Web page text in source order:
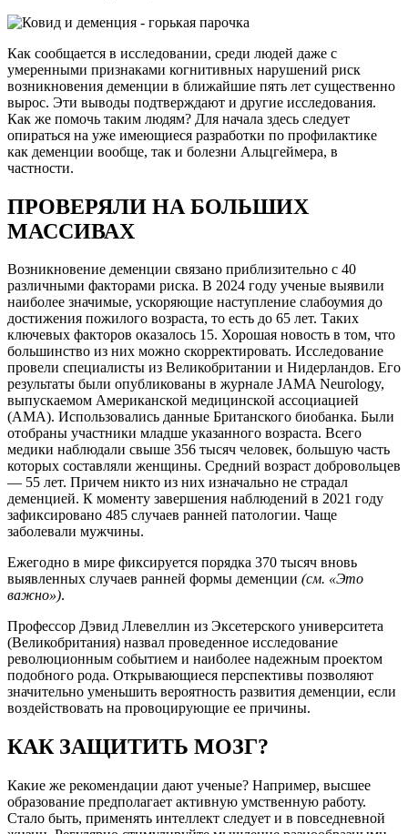
Как сообщается в исследовании, среди людей даже с
умеренными признаками когнитивных нарушений риск
возникновения деменции в ближайшие пять лет существенно
вырос. Эти выводы подтверждают и другие исследования.
Как же помочь таким людям? Для начала здесь следует
опираться на уже имеющиеся разработки по профилактике
как деменции вообще, так и болезни Альц­геймера, в
частности.
ПРОВЕРЯЛИ НА БОЛЬШИХ
МАССИВАХ
Возникновение деменции связано приблизительно с 40
различными факторами риска. В 2024 году ученые выявили
наиболее значимые, ускоряющие наступление слабоумия до
достижения пожилого возраста, то есть до 65 лет. Таких
ключевых факторов оказалось 15. Хорошая новость в том, что
большинство из них можно скорректировать. Исследование
провели специалисты из Великобритании и Нидерландов. Его
результаты были опубликованы в журнале JAMA Neurology,
выпускаемом Американской медицинской ассоциацией
(AMA). Использовались данные Британского биобанка. Были
отобраны участники младше указанного возраста. Всего
медики наблюдали свыше 356 тысяч человек, большую часть
которых составляли женщины. Средний возраст добровольцев
— 55 лет. Причем никто из них изначально не страдал
деменцией. К моменту завершения наблюдений в 2021 году
зафиксировано 485 случаев ранней патологии. Чаще
заболевали мужчины.
Ежегодно в мире фиксируется порядка 370 тысяч вновь
выявленных случаев ранней формы деменции (см. «Это
важно»).
Профессор Дэвид Ллевеллин из Эксетерского университета
(Великобритания) назвал проведенное исследование
революционным событием и наиболее надежным проектом
подобного рода. Открывающиеся перспективы позволяют
значительно уменьшить вероятность развития деменции, если
воздействовать на провоцирующие ее причины.
КАК ЗАЩИТИТЬ МОЗГ?
Какие же рекомендации дают ученые? Например, высшее
образование предполагает активную умственную работу.
Стало быть, применять интеллект следует и в повседневной